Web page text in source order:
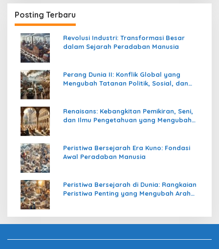
Posting Terbaru
Revolusi Industri: Transformasi Besar
dalam Sejarah Peradaban Manusia
Perang Dunia II: Konflik Global yang
Mengubah Tatanan Politik, Sosial, dan
Renaisans: Kebangkitan Pemikiran, Seni,
dan Ilmu Pengetahuan yang Mengubah
Peristiwa Bersejarah Era Kuno: Fondasi
Awal Peradaban Manusia
Peristiwa Bersejarah di Dunia: Rangkaian
Peristiwa Penting yang Mengubah Arah